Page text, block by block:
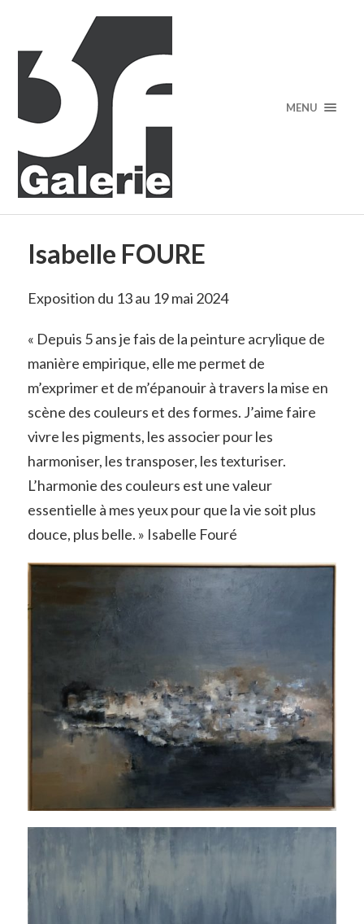
MENU
Isabelle FOURE
Exposition du 13 au 19 mai 2024
« Depuis 5 ans je fais de la peinture acrylique de
manière empirique, elle me permet de
m’exprimer et de m’épanouir à travers la mise en
scène des couleurs et des formes. J’aime faire
vivre les pigments, les associer pour les
harmoniser, les transposer, les texturiser.
L’harmonie des couleurs est une valeur
essentielle à mes yeux pour que la vie soit plus
douce, plus belle. » Isabelle Fouré